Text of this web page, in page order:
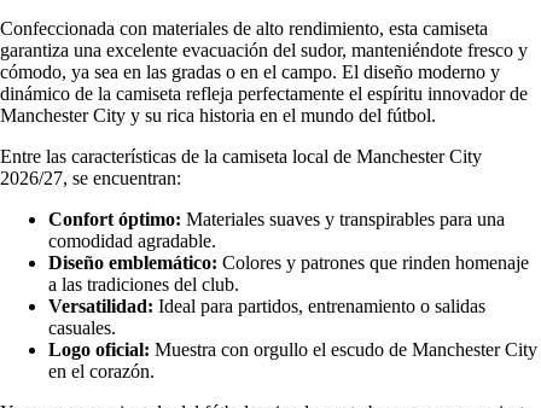
Confeccionada con materiales de alto rendimiento, esta camiseta
garantiza una excelente evacuación del sudor, manteniéndote fresco y
cómodo, ya sea en las gradas o en el campo. El diseño moderno y
dinámico de la camiseta refleja perfectamente el espíritu innovador de
Manchester City y su rica historia en el mundo del fútbol.
Entre las características de la camiseta local de Manchester City
2026/27, se encuentran:
Confort óptimo: Materiales suaves y transpirables para una
comodidad agradable.
Diseño emblemático: Colores y patrones que rinden homenaje
a las tradiciones del club.
Versatilidad: Ideal para partidos, entrenamiento o salidas
casuales.
Logo oficial: Muestra con orgullo el escudo de Manchester City
en el corazón.